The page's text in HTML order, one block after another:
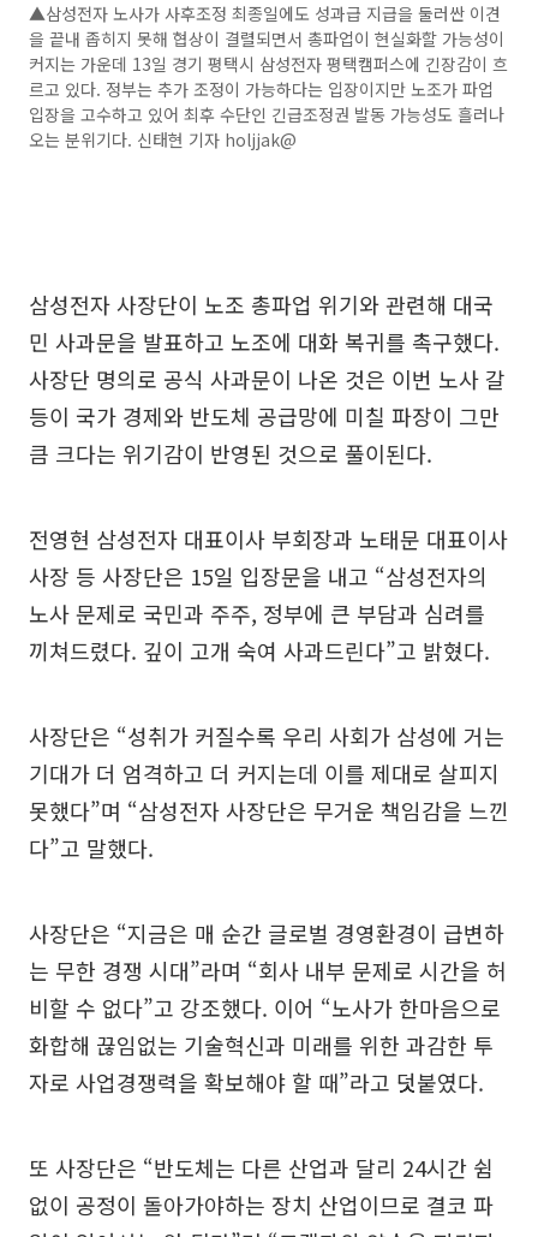
▲삼성전자 노사가 사후조정 최종일에도 성과급 지급을 둘러싼 이견
을 끝내 좁히지 못해 협상이 결렬되면서 총파업이 현실화할 가능성이
커지는 가운데 13일 경기 평택시 삼성전자 평택캠퍼스에 긴장감이 흐
르고 있다. 정부는 추가 조정이 가능하다는 입장이지만 노조가 파업
입장을 고수하고 있어 최후 수단인 긴급조정권 발동 가능성도 흘러나
오는 분위기다. 신태현 기자 holjjak@
삼성전자 사장단이 노조 총파업 위기와 관련해 대국
민 사과문을 발표하고 노조에 대화 복귀를 촉구했다.
사장단 명의로 공식 사과문이 나온 것은 이번 노사 갈
등이 국가 경제와 반도체 공급망에 미칠 파장이 그만
큼 크다는 위기감이 반영된 것으로 풀이된다.
전영현 삼성전자 대표이사 부회장과 노태문 대표이사
사장 등 사장단은 15일 입장문을 내고 “삼성전자의
노사 문제로 국민과 주주, 정부에 큰 부담과 심려를
끼쳐드렸다. 깊이 고개 숙여 사과드린다”고 밝혔다.
사장단은 “성취가 커질수록 우리 사회가 삼성에 거는
기대가 더 엄격하고 더 커지는데 이를 제대로 살피지
못했다”며 “삼성전자 사장단은 무거운 책임감을 느낀
다”고 말했다.
사장단은 “지금은 매 순간 글로벌 경영환경이 급변하
는 무한 경쟁 시대”라며 “회사 내부 문제로 시간을 허
비할 수 없다”고 강조했다. 이어 “노사가 한마음으로
화합해 끊임없는 기술혁신과 미래를 위한 과감한 투
자로 사업경쟁력을 확보해야 할 때”라고 덧붙였다.
또 사장단은 “반도체는 다른 산업과 달리 24시간 쉼
없이 공정이 돌아가야하는 장치 산업이므로 결코 파